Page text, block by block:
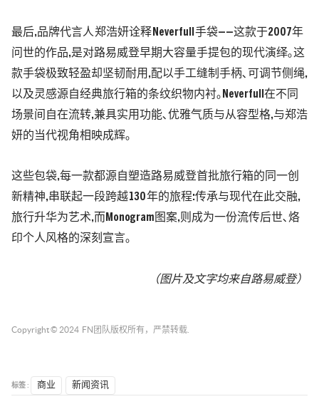
最后,品牌代言人 郑浩妍诠释 Neverfull 手袋——这款于2007年
问世的作品,是对路易威登早期大容量手提包的现代演绎｡这
款手袋极致轻盈却坚韧耐用 ,配以手工缝制手柄､可调节侧绳,
以及灵感源自经典旅行箱的条纹织物内衬｡ Neverfull 在不同
场景间自在流转,兼具实用功能､优雅气质与从容型格,与郑浩
妍的当代视角相映成辉｡
这些包袋,每一款都源自塑造路易威登首批旅行箱的同一创
新精神,串联起一段跨越130年的旅程:传承与现代在此交融,
旅行升华为艺术,而 Monogram 图案,则成为一份流传后世､烙
印个人风格的深刻宣言｡
（图片及文字均来自路易威登）
Copyright © 2024 FN团队 版权所有，严禁转载.
标签 : 商业 新闻资讯